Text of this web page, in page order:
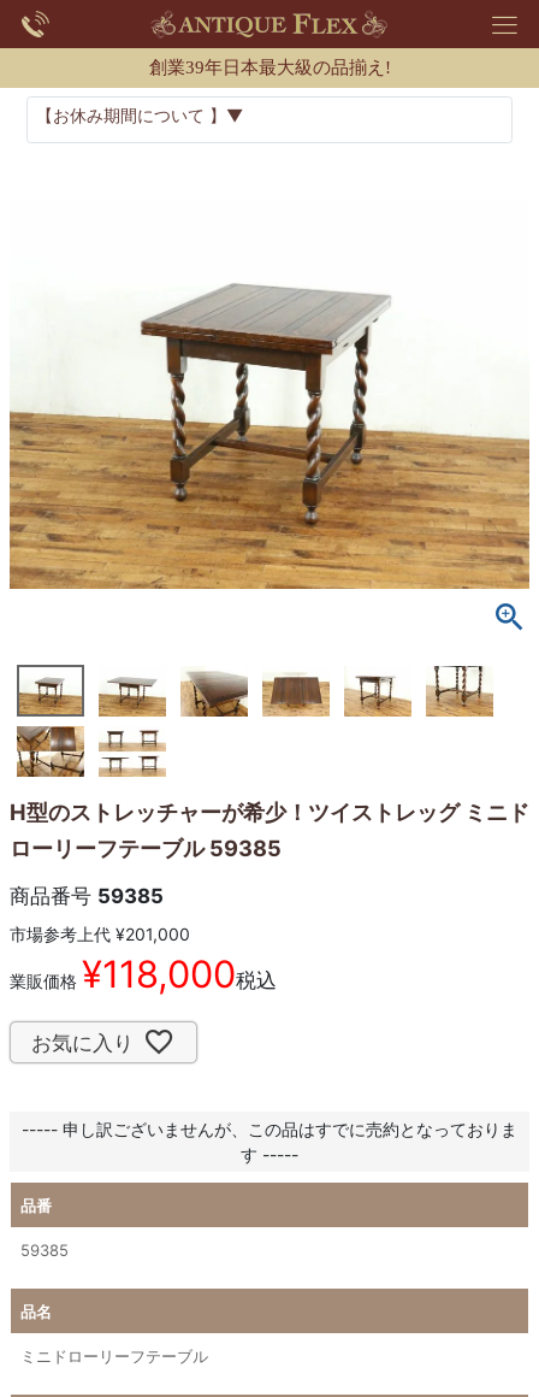
創業39年日本最大級の品揃え!
【お休み期間について 】▼
H型のストレッチャーが希少！ツイストレッグ ミニド
ローリーフテーブル 59385
商品番号 59385
市場参考上代 ¥201,000
業販価格 ¥118,000税込
お気に入り
----- 申し訳ございませんが、この品はすでに売約となっておりま
す -----
品番
59385
品名
ミニドローリーフテーブル